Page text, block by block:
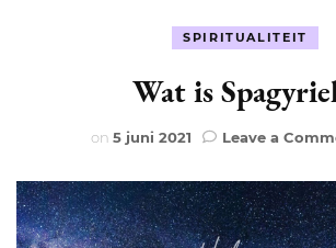
SPIRITUALITEIT
Wat is
on 5 juni 2021 Leave a